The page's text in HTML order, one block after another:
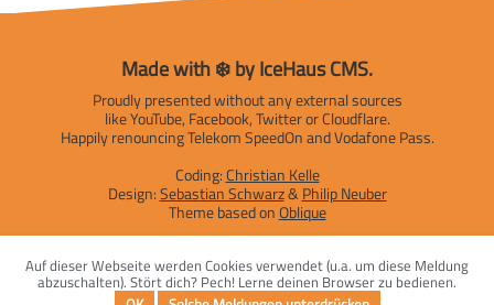
Made with ❄️ by IceHaus CMS.
Proudly presented without any external sources
like YouTube, Facebook, Twitter or Cloudflare.
Happily renouncing Telekom SpeedOn and Vodafone Pass.
Coding:Christian Kelle
Design:Sebastian Schwarz&Philip Neuber
Theme based onOblique
Impressum|Datenschutzerklärung
Auf dieser Webseite werden Cookies verwendet (u.a. um diese Meldung
abzuschalten). Stört dich? Pech! Lerne deinen Browser zu bedienen.